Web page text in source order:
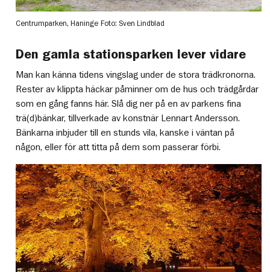
Centrumparken, Haninge Foto: Sven Lindblad
Den gamla stationsparken lever vidare
Man kan känna tidens vingslag under de stora trädkronorna.
Rester av klippta häckar påminner om de hus och trädgårdar
som en gång fanns här. Slå dig ner på en av parkens fina
trä(d)bänkar, tillverkade av konstnär Lennart Andersson.
Bänkarna inbjuder till en stunds vila, kanske i väntan på
någon, eller för att titta på dem som passerar förbi.